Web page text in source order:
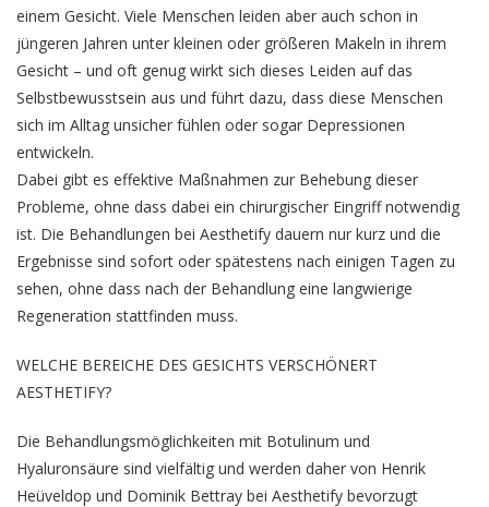
einem Gesicht. Viele Menschen leiden aber auch schon in
jüngeren Jahren unter kleinen oder größeren Makeln in ihrem
Gesicht – und oft genug wirkt sich dieses Leiden auf das
Selbstbewusstsein aus und führt dazu, dass diese Menschen
sich im Alltag unsicher fühlen oder sogar Depressionen
entwickeln.
Dabei gibt es effektive Maßnahmen zur Behebung dieser
Probleme, ohne dass dabei ein chirurgischer Eingriff notwendig
ist. Die Behandlungen bei Aesthetify dauern nur kurz und die
Ergebnisse sind sofort oder spätestens nach einigen Tagen zu
sehen, ohne dass nach der Behandlung eine langwierige
Regeneration stattfinden muss.
WELCHE BEREICHE DES GESICHTS VERSCHÖNERT
AESTHETIFY?
Die Behandlungsmöglichkeiten mit Botulinum und
Hyaluronsäure sind vielfältig und werden daher von Henrik
Heüveldop und Dominik Bettray bei Aesthetify bevorzugt